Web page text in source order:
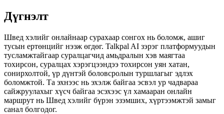
Дүгнэлт
Швед хэлийг онлайнаар сурахаар сонгох нь боломж, ашиг
тусын ертөнцийг нээж өгдөг. Talkpal AI зэрэг платформуудын
тусламжтайгаар суралцагчид амьдралын хэв маягтаа
тохирсон, суралцах хэрэгцээндээ тохирсон уян хатан,
сонирхолтой, үр дүнтэй боловсролын туршлагыг эдлэх
боломжтой. Та эхнээс нь эхэлж байгаа эсвэл ур чадвараа
сайжруулахыг хүсч байгаа эсэхээс үл хамааран онлайн
маршрут нь Швед хэлийг бүрэн эзэмших, хүртээмжтэй замыг
санал болгодог.